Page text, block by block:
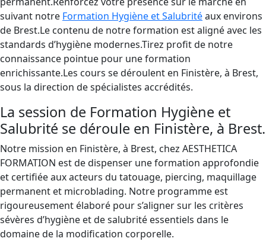
suivant notre Formation Hygiène et Salubritéaux environs
de Brest.Le contenu de notre formation est aligné avec les
standards d’hygiène modernes.Tirez profit de notre
connaissance pointue pour une formation
enrichissante.Les cours se déroulent en Finistère, à Brest,
sous la direction de spécialistes accrédités.
La session de Formation Hygiène et
Salubrité se déroule en Finistère, à Brest.
Notre mission en Finistère, à Brest, chez AESTHETICA
FORMATION est de dispenser une formation approfondie
et certifiée aux acteurs du tatouage, piercing, maquillage
permanent et microblading. Notre programme est
rigoureusement élaboré pour s’aligner sur les critères
sévères d’hygiène et de salubrité essentiels dans le
domaine de la modification corporelle.